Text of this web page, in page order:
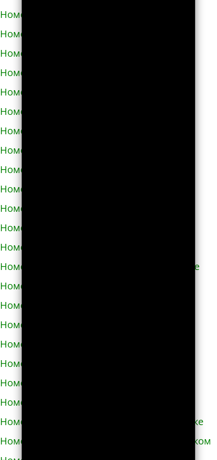
Номера телефонов такси в Яворове
Номера телефонов такси в Яготине
Номера телефонов такси в Абазе
Номера телефонов такси в Абакане
Номера телефонов такси в Абдулино
Номера телефонов такси в Абинске
Номера телефонов такси в Агидели
Номера телефонов такси в Агинском
Номера телефонов такси в Агрызе
Номера телефонов такси в Адыгейске
Номера телефонов такси в Азнакаево
Номера телефонов такси в Азове
Номера телефонов такси в Ак-Довураке
Номера телефонов такси в Академгородке
Номера телефонов такси в Аксае
Номера телефонов такси в Алагире
Номера телефонов такси в Алапаевске
Номера телефонов такси в Алатыре
Номера телефонов такси в Алдане
Номера телефонов такси в Алейске
Номера телефонов такси в Александрове
Номера телефонов такси в Александровске
Номера телефонов такси в Александровском